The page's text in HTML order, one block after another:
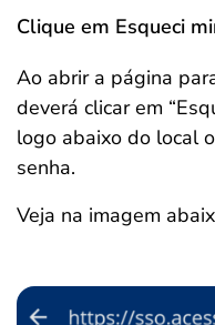
Clique em Esqueci
Ao abrir a página
deverá clicar em
logo abaixo do local
senha.
Veja na imagem